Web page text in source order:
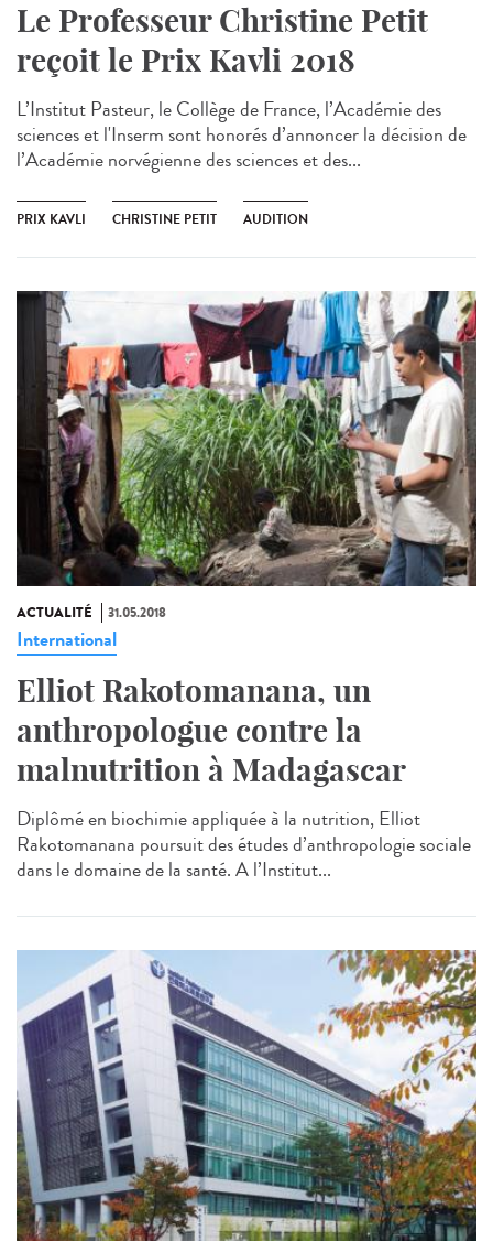
Le Professeur Christine Petit
reçoit le Prix Kavli 2018
L’Institut Pasteur, le Collège de France, l’Académie des
sciences et l'Inserm sont honorés d’annoncer la décision de
l’Académie norvégienne des sciences et des...
PRIX KAVLI CHRISTINE PETIT AUDITION
ACTUALITÉ 31.05.2018
International
Elliot Rakotomanana, un
anthropologue contre la
malnutrition à Madagascar
Diplômé en biochimie appliquée à la nutrition, Elliot
Rakotomanana poursuit des études d’anthropologie sociale
dans le domaine de la santé. A l’Institut...